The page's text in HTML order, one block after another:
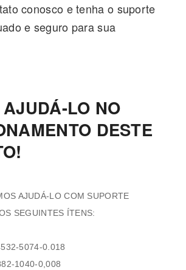
conosco e tenha o suporte
e seguro para sua
LO NO
DESTE
AJUDÁ-LO COM SUPORTE
SEGUINTES ÍTENS:
5074-0.018
1040-0,008